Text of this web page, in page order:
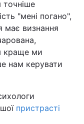
точніше
"мені погано",
має визнання
краще ми
нам керувати
пристрасті